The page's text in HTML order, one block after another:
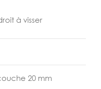
à visser
20 mm